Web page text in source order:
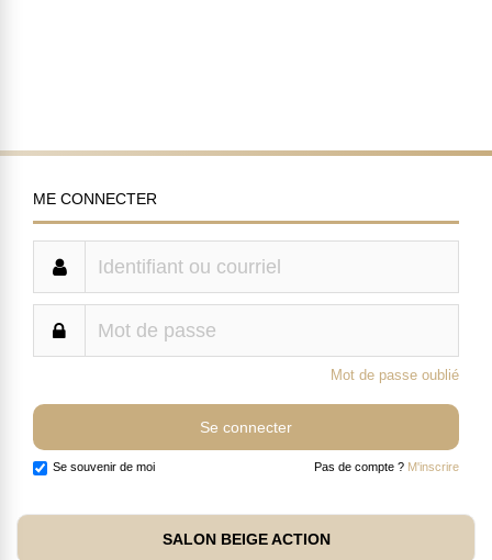
ME CONNECTER
Mot de passe oublié
Se souvenir de moi Pas de compte ? M'inscrire
SALON BEIGE ACTION